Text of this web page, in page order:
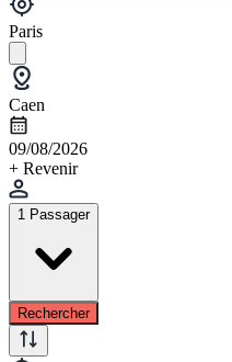
Paris
Caen
09/08/2026
+ Revenir
1 Passager
Rechercher